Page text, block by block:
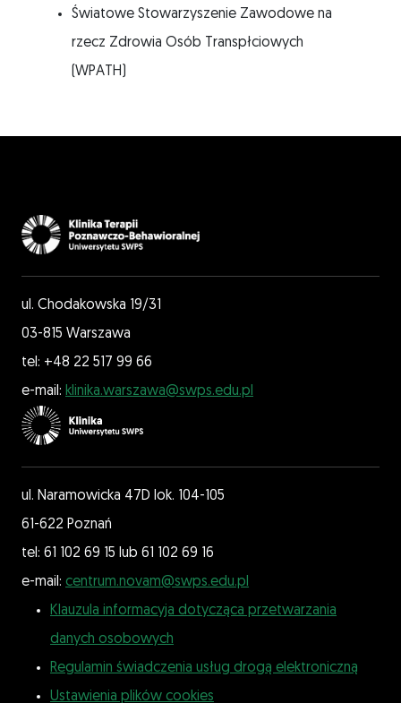
Światowe Stowarzyszenie Zawodowe na
rzecz Zdrowia Osób Transpłciowych
(WPATH)
ul. Chodakowska 19/31
03-815 Warszawa
tel: +48 22 517 99 66
e-mail: klinika.warszawa@swps.edu.pl
ul. Naramowicka 47D lok. 104-105
61-622 Poznań
tel: 61 102 69 15 lub 61 102 69 16
e-mail: centrum.novam@swps.edu.pl
Klauzula informacyja dotycząca przetwarzania
danych osobowych
Regulamin świadczenia usług drogą elektroniczną
Ustawienia plików cookies